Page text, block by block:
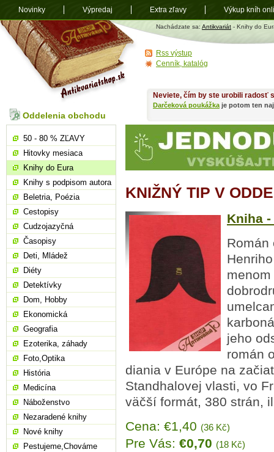
Antikvariát
shop.sk
Nachádzate sa: Antikvariát - Knihy do
KNIŽNÝ TIP V
Kniha
Román
jeho
román
diania v Európe na
Standhalovej vlasti, vo
väčší formát, 380 strán,
Cena: €1,40 (36 Kč)
Pre Vás: €0,70 (18 Kč)
Neviete, čím by ste urobili radosť
Darčeková poukážka je potom ten
Oddelenia obchodu
50 - 80 % ZĽAVY
Hitovky mesiaca
Knihy do Eura
Knihy s podpisom autora
Beletria, Poézia
Cestopisy
Cudzojazyčná
Časopisy
Deti, Mládež
Diéty
Detektívky
Dom, Hobby
Ekonomická
Geografia
Ezoterika, záhady
Foto,Optika
História
Medicína
Náboženstvo
Nezaradené knihy
Nové knihy
Pestujeme,Chováme
Rss výstup
Cenník, katalóg
Novinky Výpredaj Extra zľavy Výkup kníh